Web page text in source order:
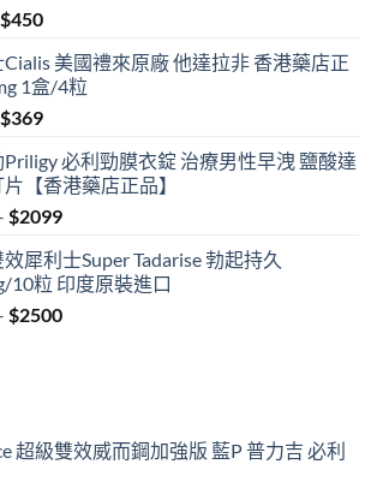
Original
$450Current
is:
$450.
美國禮來原廠 他達拉非 香港藥店正
1盒/4粒
Original
$369Current
is:
$369.
必利勁膜衣錠 治療男性早洩 鹽酸達
【香港藥店正品】
$2099Price
$799
through
$2099
犀利士Super Tadarise 勃起持久
10粒 印度原裝進口
$2500Price
超級雙效威而鋼加強版 藍P 普力吉 必利